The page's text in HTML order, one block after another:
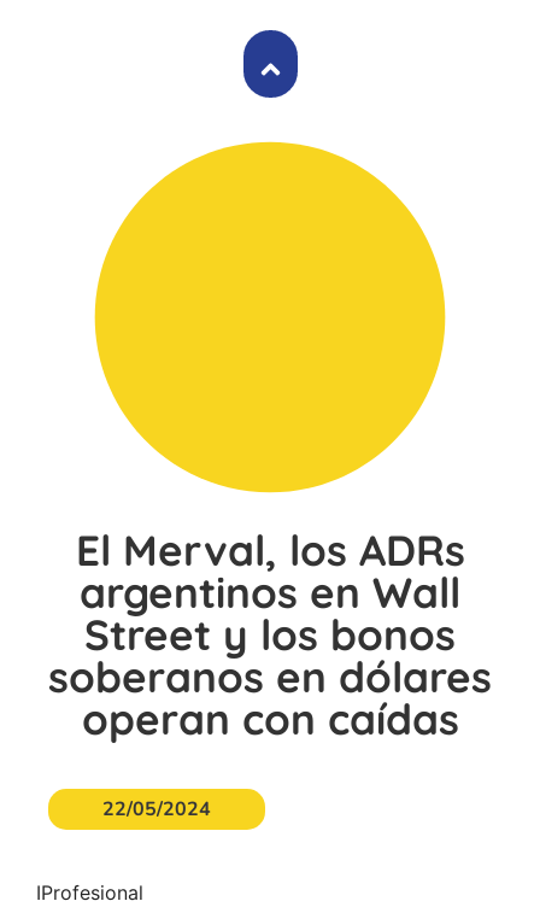
El Merval, los ADRs
argentinos en Wall
Street y los bonos
soberanos en dólares
operan con caídas
22/05/2024
IProfesional